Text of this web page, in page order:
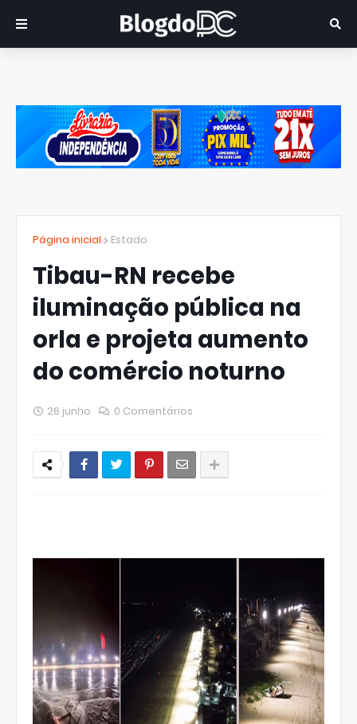
Página inicial Estado
Tibau-RN recebe
iluminação pública na
orla e projeta aumento
do comércio noturno
26 junho 0 Comentários